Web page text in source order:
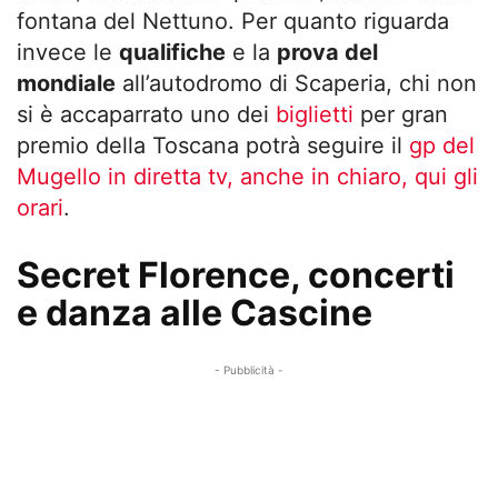
fontana del Nettuno. Per quanto riguarda
invece le qualifiche e la prova del
mondiale all’autodromo di Scaperia, chi non
si è accaparrato uno dei biglietti per gran
premio della Toscana potrà seguire il gp del
Mugello in diretta tv, anche in chiaro, qui gli
orari.
Secret Florence, concerti
e danza alle Cascine
- Pubblicità -